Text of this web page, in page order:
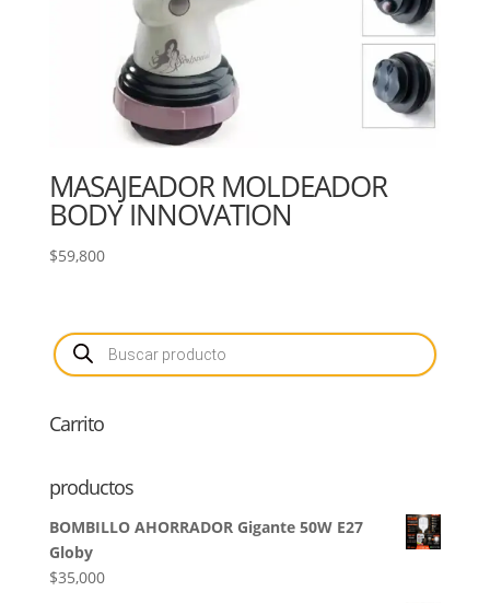
MASAJEADOR MOLDEADOR
BODY INNOVATION
$59,800
Búsqueda
de
productos
Carrito
productos
BOMBILLO AHORRADOR Gigante 50W E27
Globy
$35,000